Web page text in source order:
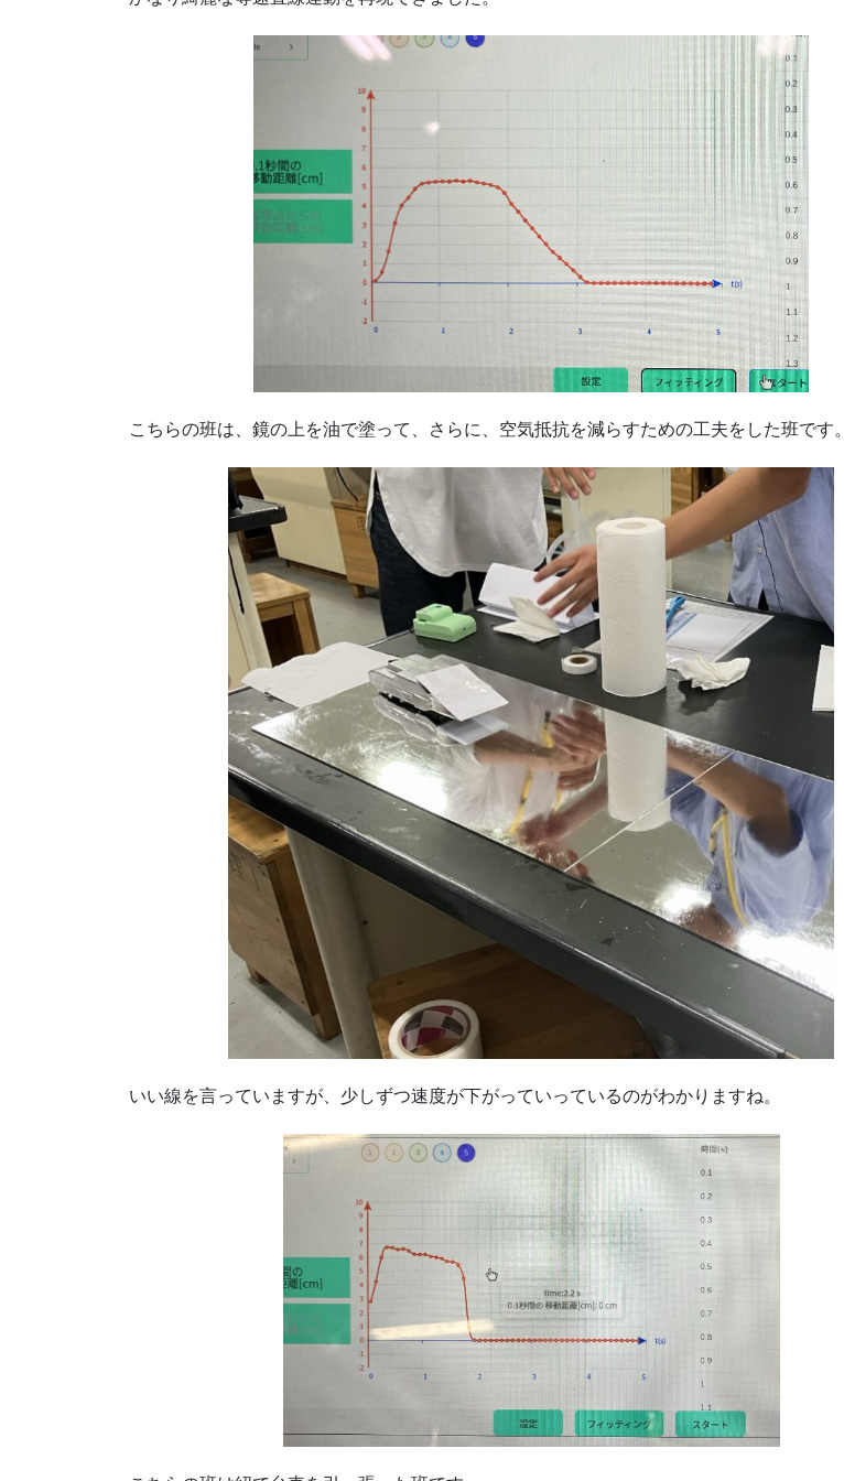
こちらの班は、鏡の上を油で塗って、さらに、空気抵抗を減らすための工夫をした班です。
いい線を言っていますが、少しずつ速度が下がっていっているのがわかりますね。